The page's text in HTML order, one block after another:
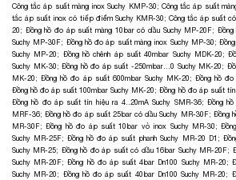
Công tắc áp suất màng inox Suchy KMP-30; Công tắc áp suất
tắc áp suất inox có tiếp điểm Suchy KMR-30; Công tắc áp suất
20; Đồng hồ đo áp suất màng 10bar có dầu Suchy MP-20F;
Suchy MP-30F; Đồng hồ đo áp suất màng inox Suchy MP-30;
Suchy MP-20; Đồng hồ chênh áp suất 40mbar Suchy MDK-20;
Suchy MK-30;Đồng hồ đo áp suất -250mbar…0 Suchy MK-20;
MK-20;Đồng hồ đo áp suất 600mbar Suchy MK-20;Đồng hồ
Đồng hồ đo áp suất 100mbar Suchy MK-20;Đồng hồ đo áp suất tín
Đồng hồ đo áp suất tín hiệu ra 4..20mA Suchy SMR-36; Đồng
MRF-36;Đồng hồ đo áp suất 25bar có dầu Suchy MR-30F; Đồng
MR-30F;Đồng hồ đo áp suất 10bar vỏ inox Suchy MR-30;
Suchy MR-25F;Đồng hồ đo áp suất phanh Suchy MR-20 D1 ;
Suchy MR-25; Đồng hồ đo áp suất có dầu 16bar Suchy MR-20F;
Suchy MR-20F;Đồng hồ đo áp suất 4bar Dn100 Suchy MR-20;
Suchy MR-20; Đồng hồ đo áp suất 40bar Dn100 Suchy MR-20;